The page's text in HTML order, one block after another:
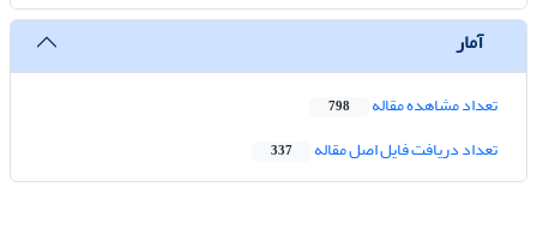
آمار
تعداد مشاهده مقاله 798
تعداد دریافت فایل اصل مقاله 337